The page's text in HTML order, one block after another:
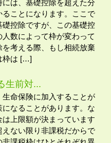
は、基礎控除を超えた分
ることになります。ここで
礎控除ですが、この基礎控
数によって枠が変わって
を考える際、もし相続放棄
枠は […]
生前対...
命保険に加入することが
なることがあります。な
上限額が決まっています
えない限り非課税だからで